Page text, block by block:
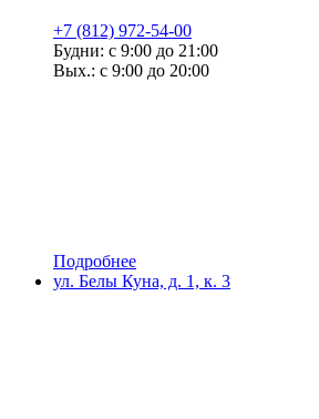
+7 (812) 972-54-00
Будни: с 9:00 до 21:00
Вых.: с 9:00 до 20:00
Подробнее
ул. Белы Куна, д. 1, к. 3